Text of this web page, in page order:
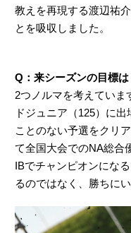
教えを再現する渡辺祐
とを吸収しました。
Q：来シーズンの目標は
2つノルマを考えてい
ドジュニア（125）に
ことのない予選をクリ
て全国大会でのNA総合
IBでチャンピオンにな
るのではなく、勝ちに